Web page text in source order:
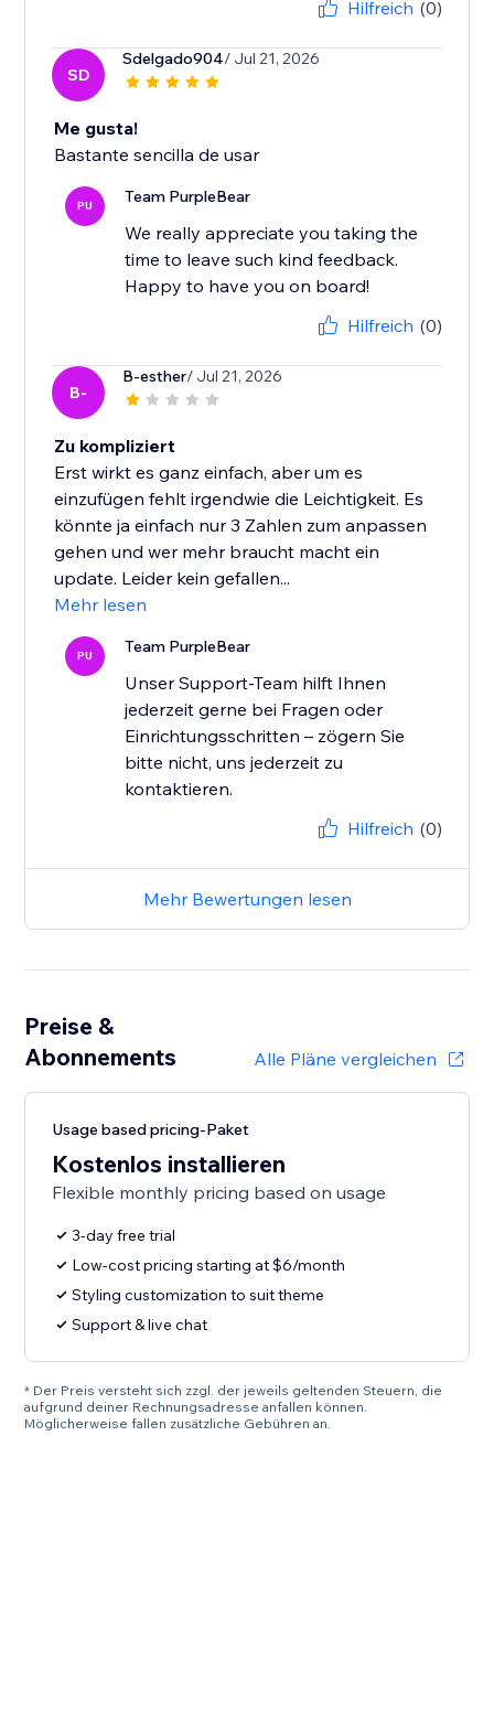
Hilfreich (0)
SD
Sdelgado904/ Jul 21, 2026
Me gusta!
Bastante sencilla de usar
PU Team PurpleBear
We really appreciate you taking the
time to leave such kind feedback.
Happy to have you on board!
Hilfreich (0)
B-
B-esther/ Jul 21, 2026
Zu kompliziert
Erst wirkt es ganz einfach, aber um es
einzufügen fehlt irgendwie die Leichtigkeit. Es
könnte ja einfach nur 3 Zahlen zum anpassen
gehen und wer mehr braucht macht ein
update. Leider kein gefallen...
Mehr lesen
PU Team PurpleBear
Unser Support-Team hilft Ihnen
jederzeit gerne bei Fragen oder
Einrichtungsschritten – zögern Sie
bitte nicht, uns jederzeit zu
kontaktieren.
Hilfreich (0)
Mehr Bewertungen lesen
Preise &
Abonnements
Alle Pläne vergleichen
Usage based pricing-Paket
Kostenlos installieren
Flexible monthly pricing based on usage
3-day free trial
Low-cost pricing starting at $6/month
Styling customization to suit theme
Support & live chat
* Der Preis versteht sich zzgl. der jeweils geltenden Steuern, die
aufgrund deiner Rechnungsadresse anfallen können.
Möglicherweise fallen zusätzliche Gebühren an.